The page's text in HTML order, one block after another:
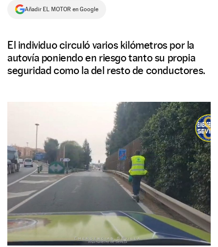
SÍGUENOSAñadir EL MOTOR en Google
El individuo circuló varios kilómetros por la
autovía poniendo en riesgo tanto su propia
seguridad como la del resto de conductores.